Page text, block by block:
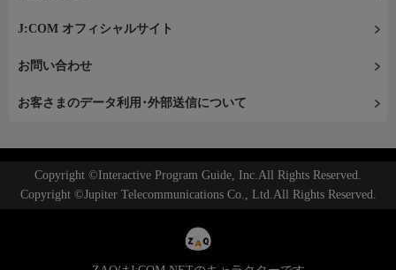
J:COM オフィシャルサイト
お問い合わせ
お客さまのデータ利用･外部送信について
Copyright ©Interactive Program Guide, Inc.All Rights Reserved.
Copyright ©Jupiter Telecommunications Co., Ltd.All Rights Reserved.